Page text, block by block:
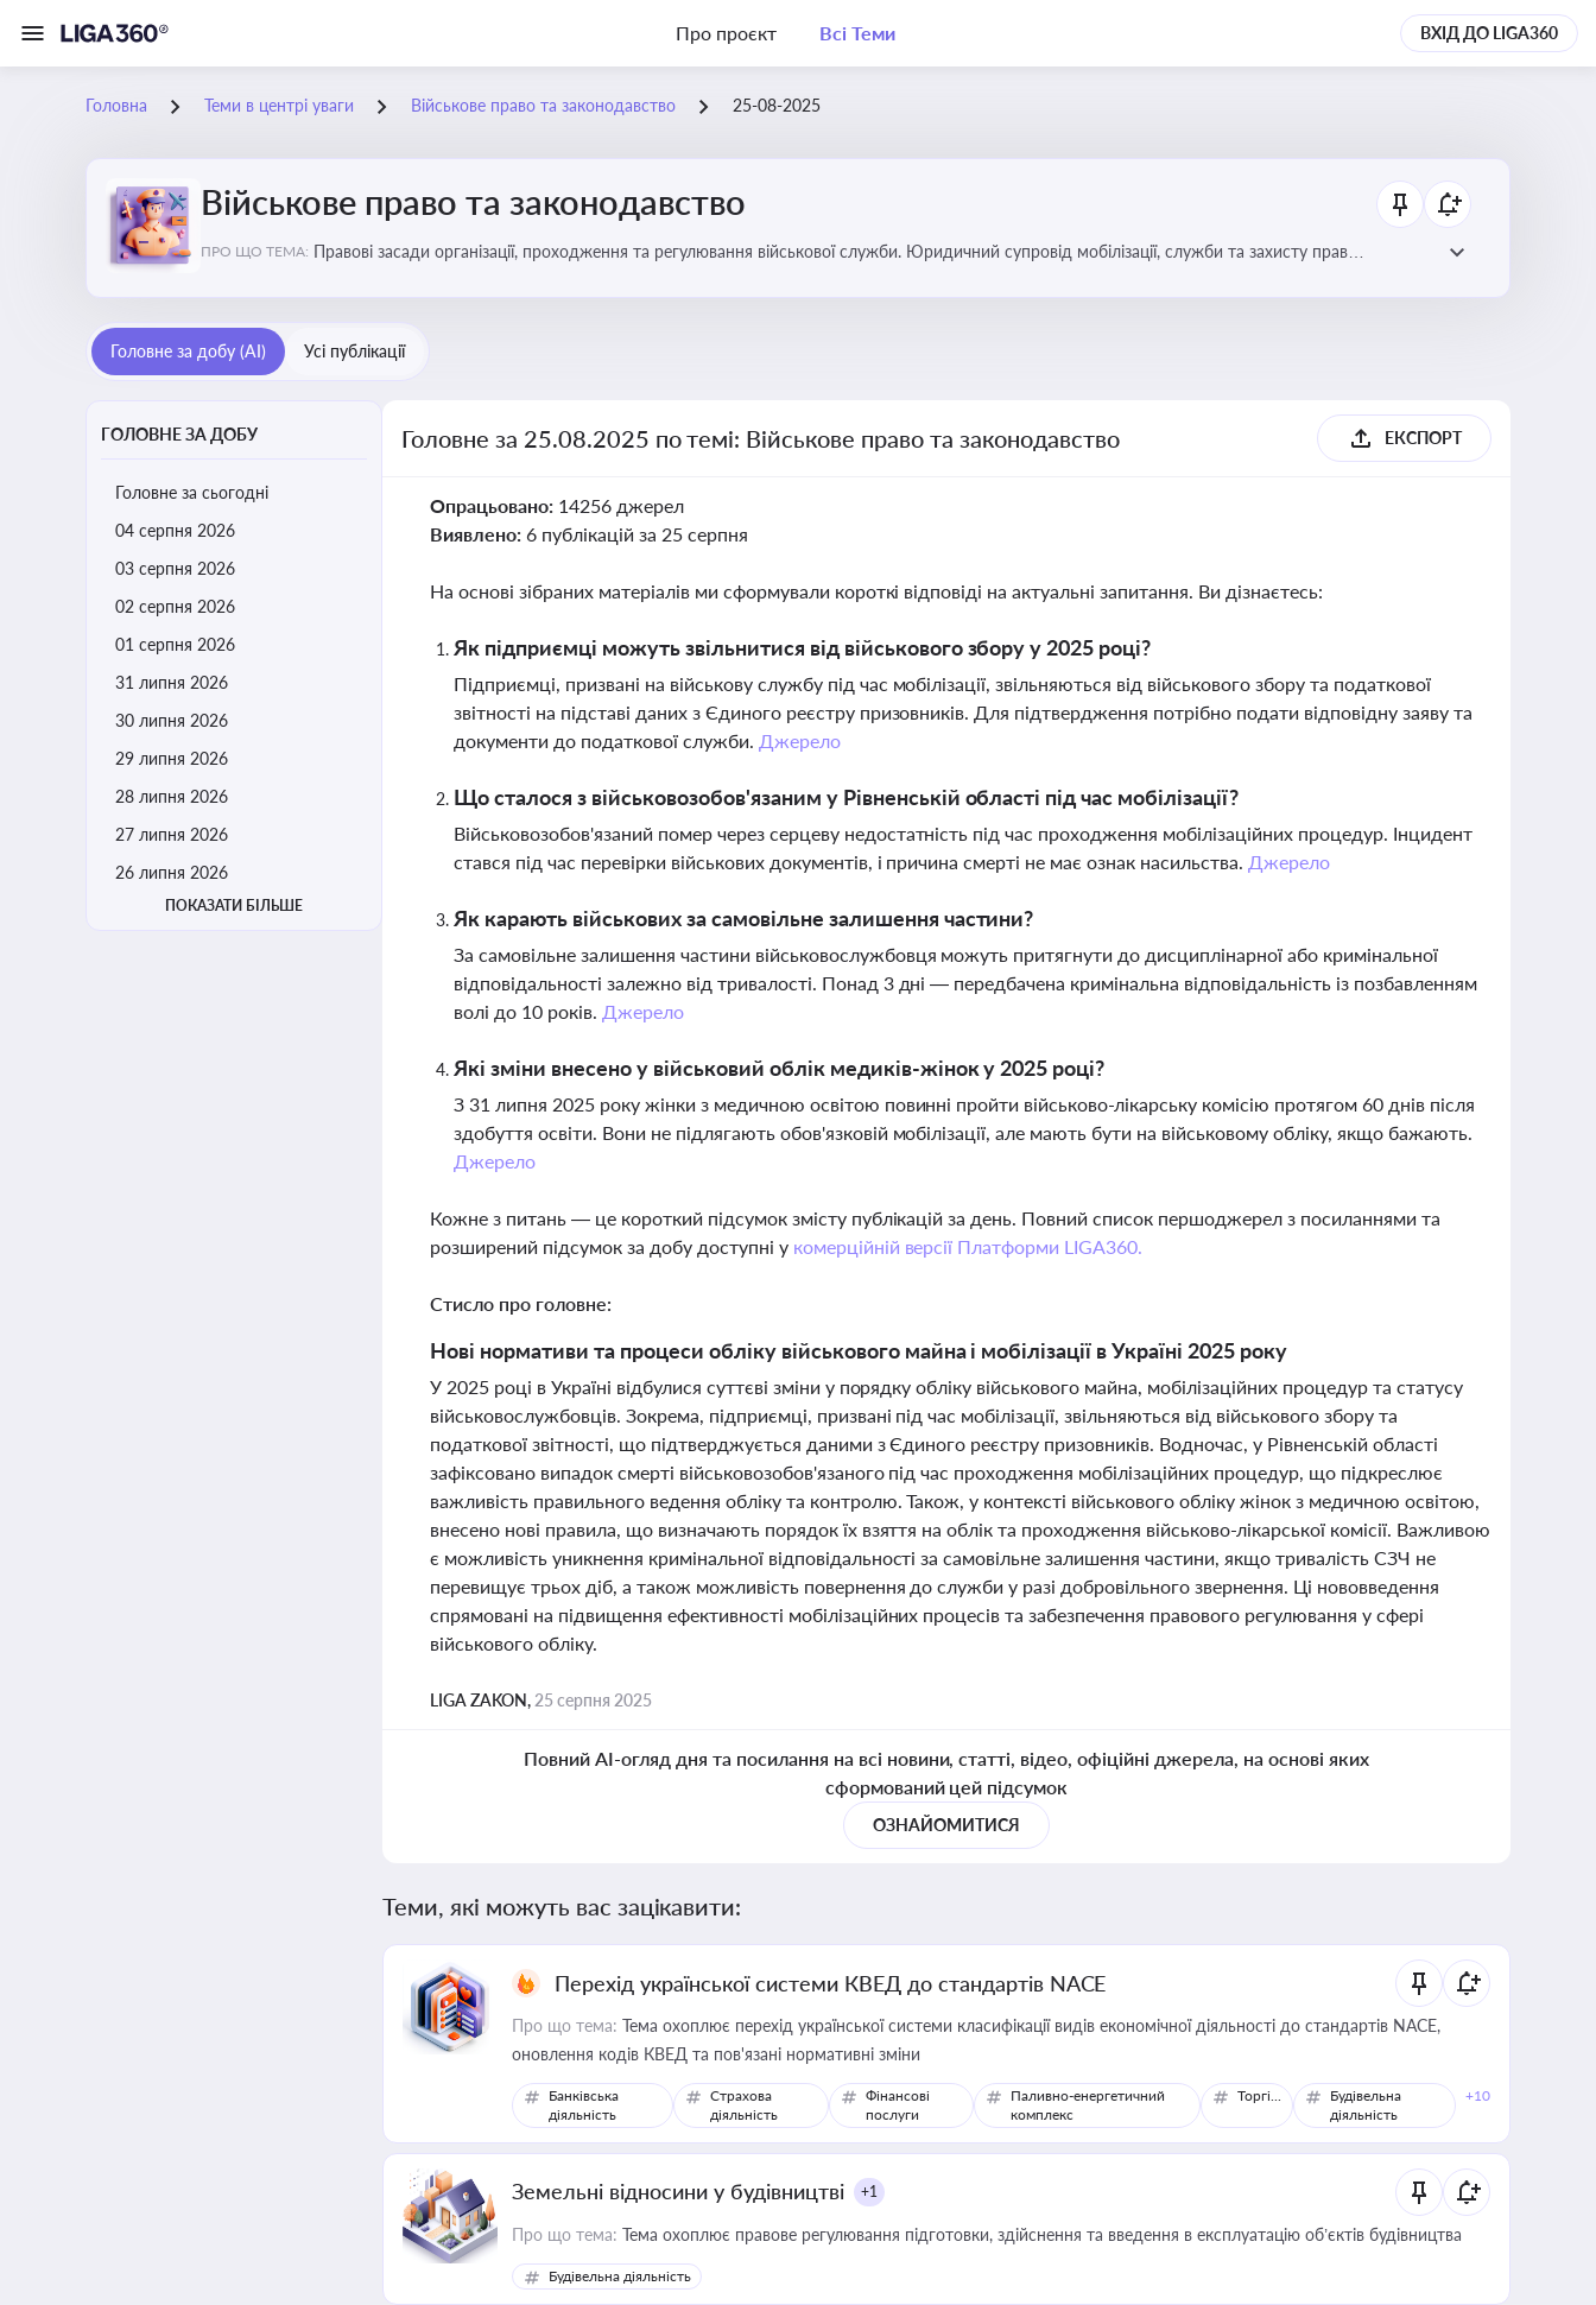
Про проєкт Всі Теми ВХІД ДО LIGA360
Головна Теми в центрі уваги Військове право та законодавство 25-08-2025
Військове право та законодавство
ПРО ЩО ТЕМА: Правові засади організації, проходження та регулювання військової служби. Юридичний супровід мобілізації, служби та захисту прав
Головне за добу (AI) Усі публікації
ГОЛОВНЕ ЗА ДОБУ
Головне за сьогодні
04 серпня 2026
03 серпня 2026
02 серпня 2026
01 серпня 2026
31 липня 2026
30 липня 2026
29 липня 2026
28 липня 2026
27 липня 2026
26 липня 2026
ПОКАЗАТИ БІЛЬШЕ
Головне за 25.08.2025 по темі: Військове право та законодавство ЕКСПОРТ
Опрацьовано: 14256 джерел
Виявлено: 6 публікацій за 25 серпня
На основі зібраних матеріалів ми сформували короткі відповіді на актуальні запитання. Ви дізнаєтесь:
Як підприємці можуть звільнитися від військового збору у 2025 році?
Підприємці, призвані на військову службу під час мобілізації, звільняються від військового збору та податкової
звітності на підставі даних з Єдиного реєстру призовників. Для підтвердження потрібно подати відповідну заяву та
документи до податкової служби. Джерело
Що сталося з військовозобов'язаним у Рівненській області під час мобілізації?
Військовозобов'язаний помер через серцеву недостатність під час проходження мобілізаційних процедур. Інцидент
стався під час перевірки військових документів, і причина смерті не має ознак насильства. Джерело
Як карають військових за самовільне залишення частини?
За самовільне залишення частини військовослужбовця можуть притягнути до дисциплінарної або кримінальної
відповідальності залежно від тривалості. Понад 3 дні — передбачена кримінальна відповідальність із позбавленням
волі до 10 років. Джерело
Які зміни внесено у військовий облік медиків-жінок у 2025 році?
З 31 липня 2025 року жінки з медичною освітою повинні пройти військово-лікарську комісію протягом 60 днів після
здобуття освіти. Вони не підлягають обов'язковій мобілізації, але мають бути на військовому обліку, якщо бажають.
Джерело
Кожне з питань — це короткий підсумок змісту публікацій за день. Повний список першоджерел з посиланнями та
розширений підсумок за добу доступні у комерційній версії Платформи LIGA360.
Стисло про головне:
Нові нормативи та процеси обліку військового майна і мобілізації в Україні 2025 року
У 2025 році в Україні відбулися суттєві зміни у порядку обліку військового майна, мобілізаційних процедур та статусу
військовослужбовців. Зокрема, підприємці, призвані під час мобілізації, звільняються від військового збору та
податкової звітності, що підтверджується даними з Єдиного реєстру призовників. Водночас, у Рівненській області
зафіксовано випадок смерті військовозобов'язаного під час проходження мобілізаційних процедур, що підкреслює
важливість правильного ведення обліку та контролю. Також, у контексті військового обліку жінок з медичною освітою,
внесено нові правила, що визначають порядок їх взяття на облік та проходження військово-лікарської комісії. Важливою
є можливість уникнення кримінальної відповідальності за самовільне залишення частини, якщо тривалість СЗЧ не
перевищує трьох діб, а також можливість повернення до служби у разі добровільного звернення. Ці нововведення
спрямовані на підвищення ефективності мобілізаційних процесів та забезпечення правового регулювання у сфері
військового обліку.
LIGA ZAKON, 25 серпня 2025
Повний AI-огляд дня та посилання на всі новини, статті, відео, офіційні джерела, на основі яких
сформований цей підсумок
ОЗНАЙОМИТИСЯ
Теми, які можуть вас зацікавити:
Перехід української системи КВЕД до стандартів NACE
Про що тема: Тема охоплює перехід української системи класифікації видів економічної діяльності до стандартів NACE,
оновлення кодів КВЕД та пов'язані нормативні зміни
Банківська
діяльність
Страхова
діяльність
Фінансові
послуги
Паливно-енергетичний
комплекс
Торгівля
Будівельна
діяльність
+10
Земельні відносини у будівництві +1
Про що тема: Тема охоплює правове регулювання підготовки, здійснення та введення в експлуатацію об’єктів будівництва
Будівельна діяльність